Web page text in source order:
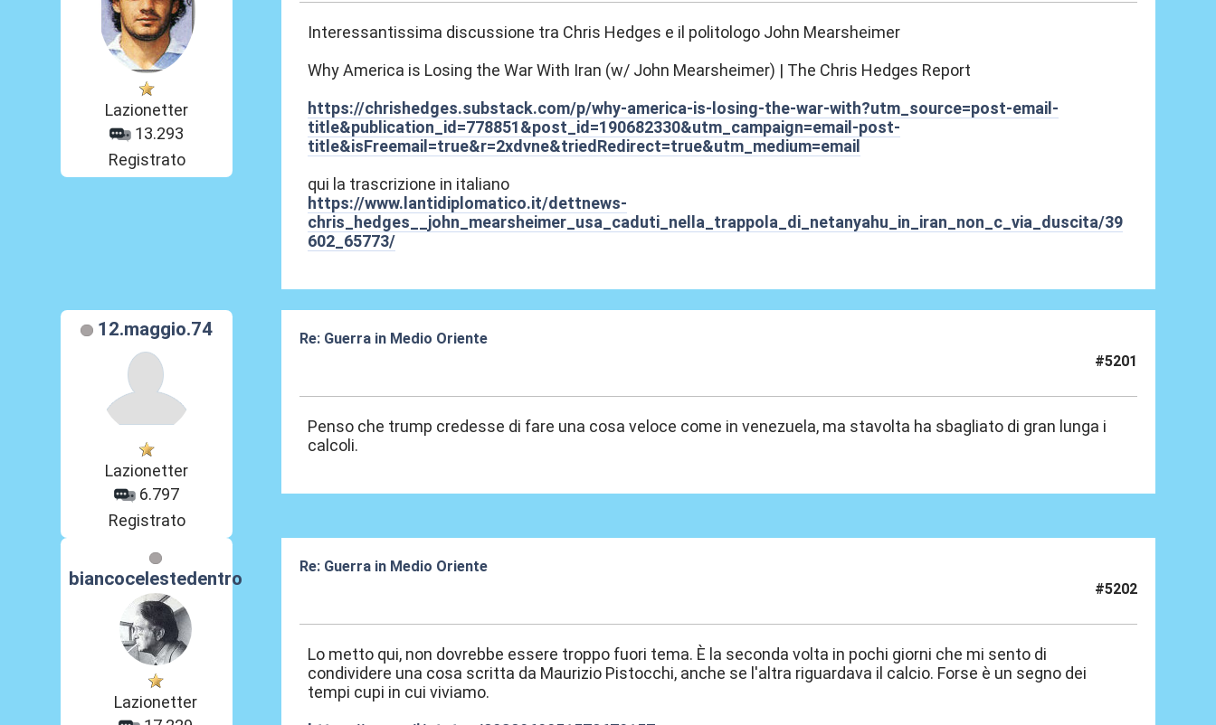
Lazionetter
13.293
Registrato
Interessantissima discussione tra Chris Hedges e il politologo John Mearsheimer
Why America is Losing the War With Iran (w/ John Mearsheimer) | The Chris Hedges Report
https://chrishedges.substack.com/p/why-america-is-losing-the-war-with?utm_source=post-email-
title&publication_id=778851&post_id=190682330&utm_campaign=email-post-
title&isFreemail=true&r=2xdvne&triedRedirect=true&utm_medium=email
qui la trascrizione in italiano
https://www.lantidiplomatico.it/dettnews-
chris_hedges__john_mearsheimer_usa_caduti_nella_trappola_di_netanyahu_in_iran_non_c_via_duscita/39
602_65773/
12.maggio.74
Lazionetter
6.797
Registrato
Re: Guerra in Medio Oriente
#5201
Penso che trump credesse di fare una cosa veloce come in venezuela, ma stavolta ha sbagliato di gran lunga i
calcoli.
biancocelestedentro
Lazionetter
Re: Guerra in Medio Oriente
#5202
Lo metto qui, non dovrebbe essere troppo fuori tema. È la seconda volta in pochi giorni che mi sento di
condividere una cosa scritta da Maurizio Pistocchi, anche se l'altra riguardava il calcio. Forse è un segno dei
tempi cupi in cui viviamo.